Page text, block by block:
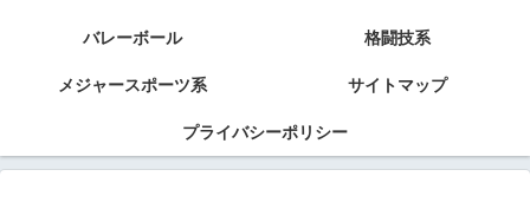
バレーボール 格闘技系
メジャースポーツ系 サイトマップ
プライバシーポリシー